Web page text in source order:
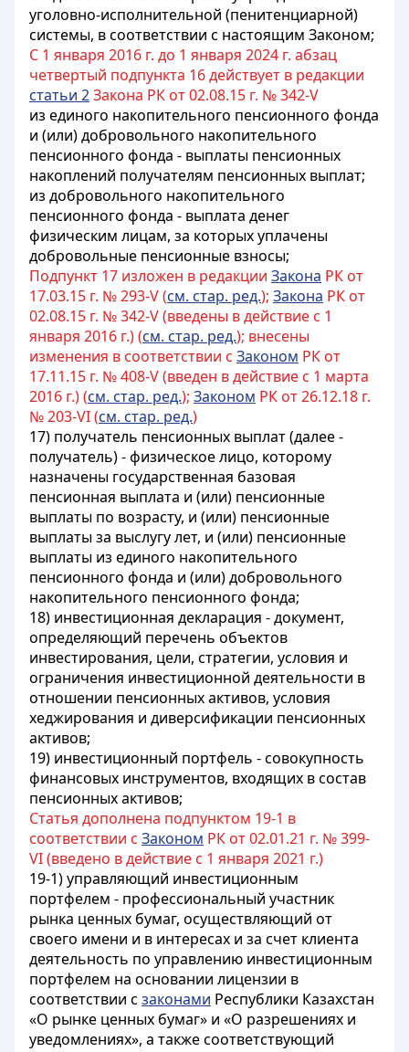
уголовно-исполнительной (пенитенциарной)
системы, в соответствии с настоящим Законом;
С 1 января 2016 г. до 1 января 2024 г. абзац
четвертый подпункта 16 действует в редакции
статьи 2Закона РК от 02.08.15 г. № 342-V
из единого накопительного пенсионного фонда
и (или) добровольного накопительного
пенсионного фонда - выплаты пенсионных
накоплений получателям пенсионных выплат;
из добровольного накопительного
пенсионного фонда - выплата денег
физическим лицам, за которых уплачены
добровольные пенсионные взносы;
Подпункт 17 изложен в редакции Закона РК от
17.03.15 г. № 293-V (см. стар. ред.); Закона РК от
02.08.15 г. № 342-V (введены в действие с 1
января 2016 г.) (см. стар. ред.); внесены
изменения в соответствии с Законом РК от
17.11.15 г. № 408-V (введен в действие с 1 марта
2016 г.) (см. стар. ред.); Законом РК от 26.12.18 г.
№ 203-VI (см. стар. ред.)
17) получатель пенсионных выплат (далее -
получатель) - физическое лицо, которому
назначены государственная базовая
пенсионная выплата и (или) пенсионные
выплаты по возрасту, и (или) пенсионные
выплаты за выслугу лет, и (или) пенсионные
выплаты из единого накопительного
пенсионного фонда и (или) добровольного
накопительного пенсионного фонда;
18) инвестиционная декларация - документ,
определяющий перечень объектов
инвестирования, цели, стратегии, условия и
ограничения инвестиционной деятельности в
отношении пенсионных активов, условия
хеджирования и диверсификации пенсионных
активов;
19) инвестиционный портфель - совокупность
финансовых инструментов, входящих в состав
пенсионных активов;
Статья дополнена подпунктом 19-1 в
соответствии с Законом РК от 02.01.21 г. № 399-
VI (введено в действие с 1 января 2021 г.)
19-1) управляющий инвестиционным
портфелем - профессиональный участник
рынка ценных бумаг, осуществляющий от
своего имени и в интересах и за счет клиента
деятельность по управлению инвестиционным
портфелем на основании лицензии в
соответствии с законами Республики Казахстан
«О рынке ценных бумаг» и «О разрешениях и
уведомлениях», а также соответствующий